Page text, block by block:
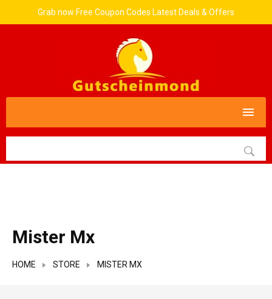
Grab now Free Coupon Codes Latest Deals & Offers
Mister Mx
HOME STORE MISTER MX